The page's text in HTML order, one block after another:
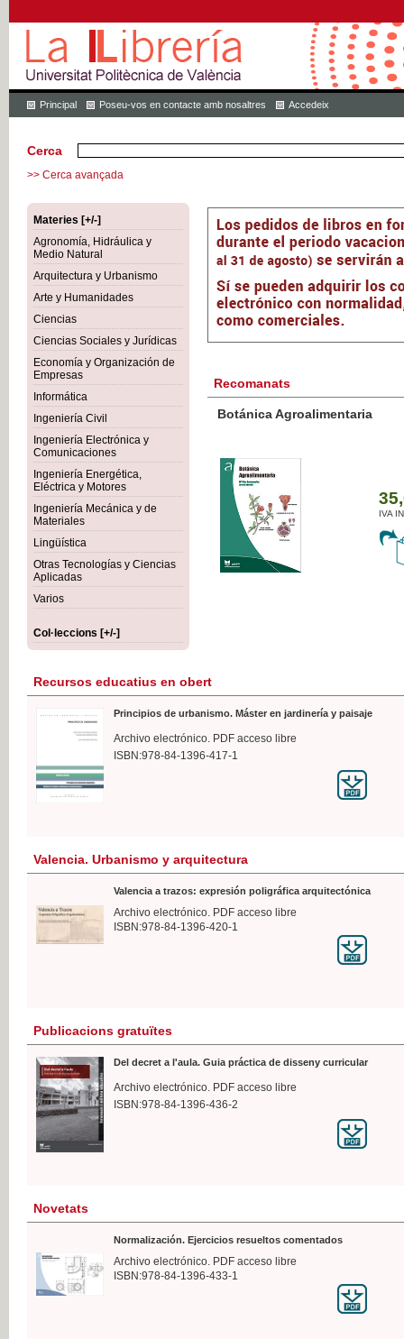
Principal Poseu-vos en contacte amb nosaltres Accedeix
Cerca
>> Cerca avançada
Materies [+/-]
Agronomía, Hidráulica y
Medio Natural
Arquitectura y Urbanismo
Arte y Humanidades
Ciencias
Ciencias Sociales y Jurídicas
Economía y Organización de
Empresas
Informática
Ingeniería Civil
Ingeniería Electrónica y
Comunicaciones
Ingeniería Energética,
Eléctrica y Motores
Ingeniería Mecánica y de
Materiales
Lingüística
Otras Tecnologías y Ciencias
Aplicadas
Varios
Col·leccions [+/-]
Recomanats
Botánica Agroalimentaria
IVA
Recursos educatius en obert
Principios de urbanismo. Máster en jardinería y paisaje
Archivo electrónico. PDF acceso libre
ISBN:978-84-1396-417-1
Valencia. Urbanismo y arquitectura
Valencia a trazos: expresión poligráfica arquitectónica
Archivo electrónico. PDF acceso libre
ISBN:978-84-1396-420-1
Publicacions gratuïtes
Del decret a l'aula. Guia práctica de disseny curricular
Archivo electrónico. PDF acceso libre
ISBN:978-84-1396-436-2
Novetats
Normalización. Ejercicios resueltos comentados
Archivo electrónico. PDF acceso libre
ISBN:978-84-1396-433-1